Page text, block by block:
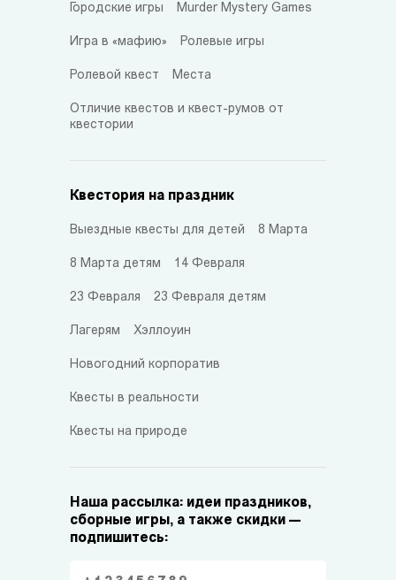
Городские игры Murder Mystery Games
Игра в «мафию» Ролевые игры
Ролевой квест Места
Отличие квестов и квест-румов от
квестории
Квестория на праздник
Выездные квесты для детей 8 Марта
8 Марта детям 14 Февраля
23 Февраля 23 Февраля детям
Лагерям Хэллоуин
Новогодний корпоратив
Квесты в реальности
Квесты на природе
Наша рассылка: идеи праздников,
сборные игры, а также скидки —
подпишитесь: